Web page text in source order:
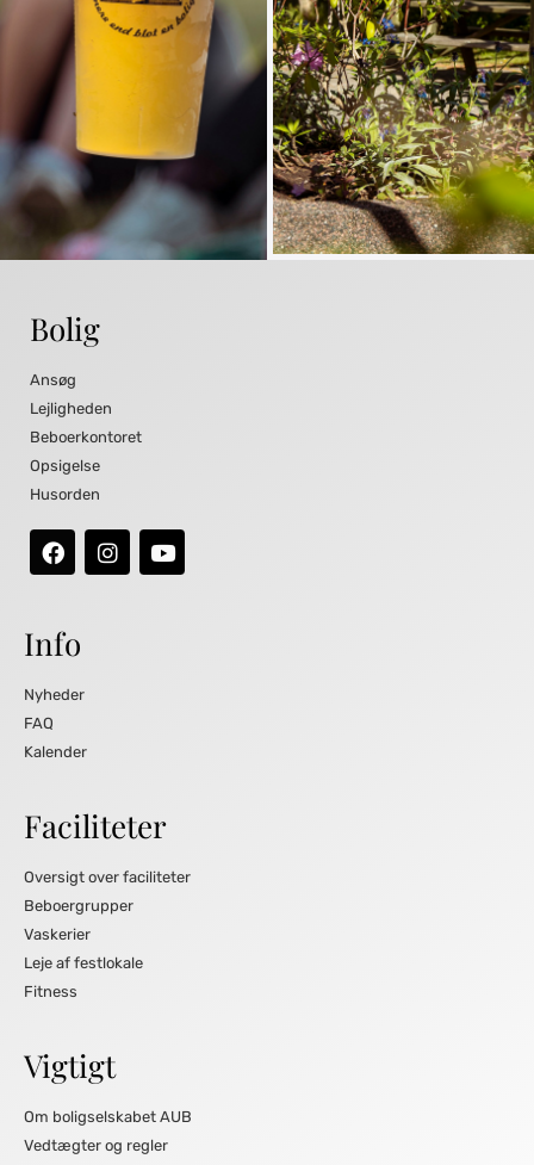
Bolig
Ansøg
Lejligheden
Beboerkontoret
Opsigelse
Husorden
Info
Nyheder
FAQ
Kalender
Faciliteter
Oversigt over faciliteter
Beboergrupper
Vaskerier
Leje af festlokale
Fitness
Vigtigt
Om boligselskabet AUB
Vedtægter og regler